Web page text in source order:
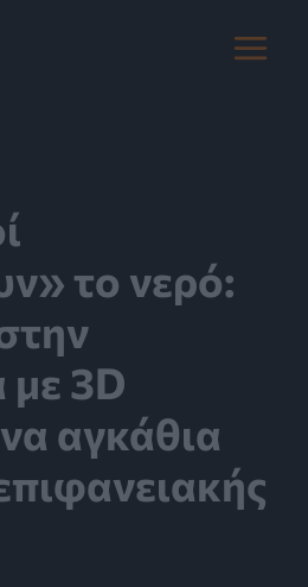
Main
το νερό:
με 3D
αγκάθια